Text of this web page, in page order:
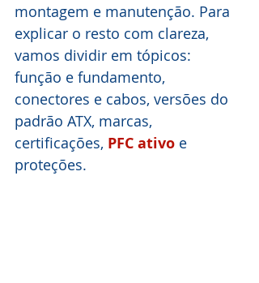
montagem e manutenção. Para
explicar o resto com clareza,
vamos dividir em tópicos:
função e fundamento,
conectores e cabos, versões do
padrão ATX, marcas,
certificações, PFC ativo e
proteções.